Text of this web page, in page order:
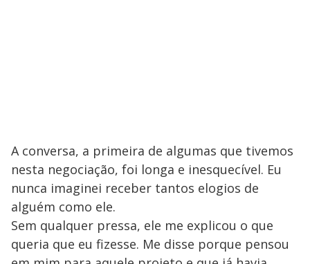
A conversa, a primeira de algumas que tivemos
nesta negociação, foi longa e inesquecível. Eu
nunca imaginei receber tantos elogios de
alguém como ele.
Sem qualquer pressa, ele me explicou o que
queria que eu fizesse. Me disse porque pensou